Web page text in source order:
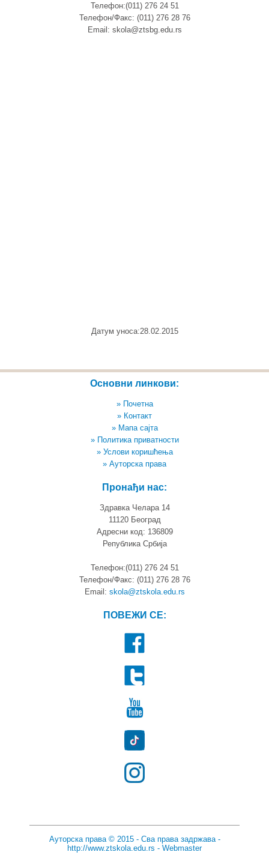
Телефон:(011) 276 24 51
Телефон/Факс: (011) 276 28 76
Email: skola@ztsbg.edu.rs
Датум уноса:28.02.2015
Основни линкови:
» Почетна
» Контакт
» Мапа сајта
» Политика приватности
» Услови коришћења
» Ауторска права
Пронађи нас:
Здравка Челара 14
11120 Београд
Адресни код: 136809
Република Србија
Телефон:(011) 276 24 51
Телефон/Факс: (011) 276 28 76
Email: skola@ztskola.edu.rs
ПОВЕЖИ СЕ:
Ауторска права © 2015 - Сва права задржава -
http://www.ztskola.edu.rs - Webmaster